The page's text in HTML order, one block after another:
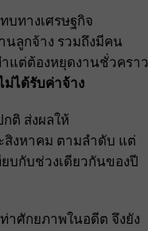
บทางเศรษฐกิจ
นลูกจ้าง รวมถึงมีคน
แต่ต้องหยุดงานชั่วคราว
ม่ได้รับค่าจ้าง
ติ ส่งผลให้
สิงหาคม ตามลำดับ แต่
บกับช่วงเดียวกันของปี
าศักยภาพในอดีต จึงยัง